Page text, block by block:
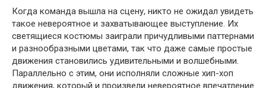
Когда команда вышла на сцену, никто не ожидал увидеть
такое невероятное и захватывающее выступление. Их
светящиеся костюмы заиграли причудливыми паттернами
и разнообразными цветами, так что даже самые простые
движения становились удивительными и волшебными.
Параллельно с этим, они исполняли сложные хип-хоп
движения, который и произвели невероятное впечатление